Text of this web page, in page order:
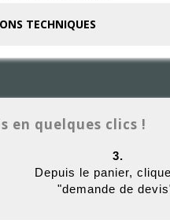
TECHNIQUES
en quelques clics !
3.
Depuis le panier,
"demande de